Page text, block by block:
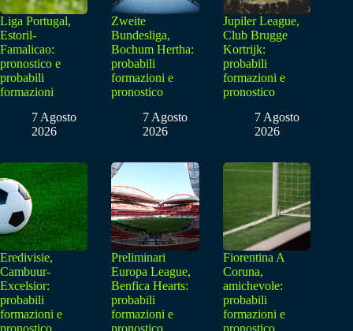
Liga Portugal,
Estoril-
Famalicao:
pronostico e
probabili
formazioni
7 Agosto
2026
Zweite
Bundesliga,
Bochum Hertha:
probabili
formazioni e
pronostico
7 Agosto
2026
Jupiler League,
Club Brugge
Kortrijk:
probabili
formazioni e
pronostico
7 Agosto
2026
Eredivisie,
Cambuur-
Excelsior:
probabili
formazioni e
pronostico
Preliminari
Europa League,
Benfica Hearts:
probabili
formazioni e
pronostico
Fiorentina A
Coruna,
amichevole:
probabili
formazioni e
pronostico